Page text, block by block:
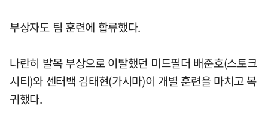
부상자도 팀 훈련에 합류했다.
나란히 발목 부상으로 이탈했던 미드필더 배준호(스토크
시티)와 센터백 김태현(가시마)이 개별 훈련을 마치고 복
귀했다.